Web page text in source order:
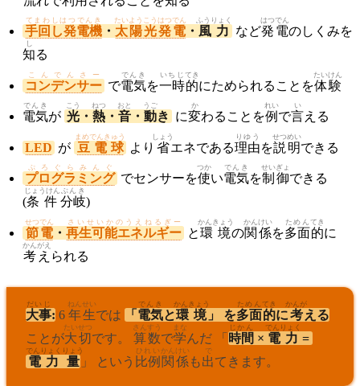
手回し発電機
てまわしはつでんき
・ 太陽光発電
たいようこうはつでん
・ 風力
ふうりょく
など発電
はつでん
のしくみを
知
し
る
コンデンサー
こんでんさー
で電気
でんき
を一時
いちじ
的
てき
にためられることを体験
たいけん
電気
でんき
が 光
こう
・ 熱
ねつ
・ 音
おと
・ 動
うご
き に変
か
わることを例
れい
で言
い
える
LED が 豆電球
まめでんきゅう
より 省
しょう
エネである理由
りゆう
を説明
せつめい
できる
プログラミング
ぷろぐらみんぐ
でセンサーを使
つか
い電気
でんき
を制御
せいぎょ
できる
(条件
じょうけん
分岐
ぶんき
)
節電
せつでん
・ 再生可能エネルギー
さいせいかのうえねるぎー
と環境
かんきょう
の関係
かんけい
を多面
ためん
的
てき
に
考え
かんがえ
られる
大事
だいじ
: 6 年
ねん
生
せい
では 「 電気
でんき
と環境
かんきょう
」 を多面
ためん
的
てき
に考
かんが
える
ことが大切
たいせつ
です。 算数
さんすう
で学
まな
んだ 「 時間
じかん
× 電力
でんりょく
=
電力
でんりょく
量
りょう
」 という 比例
ひれい
関係
かんけい
も出
で
てきます。